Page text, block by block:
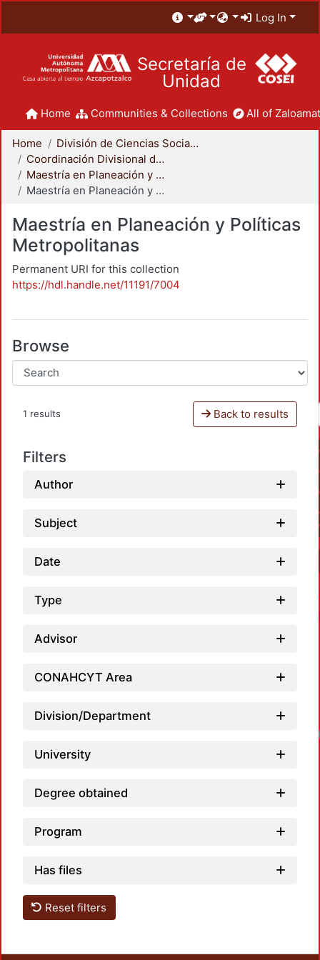
Log In
Secretaría de
Unidad
Home Communities & Collections All of
Home
División de Ciencias Sociales y Humanidades
Coordinación Divisional de Posgrado
Maestría en Planeación y Políticas Metropolitanas
Maestría en Planeación y Políticas Metropolitanas
Maestría en Planeación y Políticas
Metropolitanas
Permanent URI for this collection
https://hdl.handle.net/11191/7004
Browse
1 results Back to results
Filters
Author
Subject
Date
Type
Advisor
CONAHCYT Area
Division/Department
University
Degree obtained
Program
Has files
Reset filters